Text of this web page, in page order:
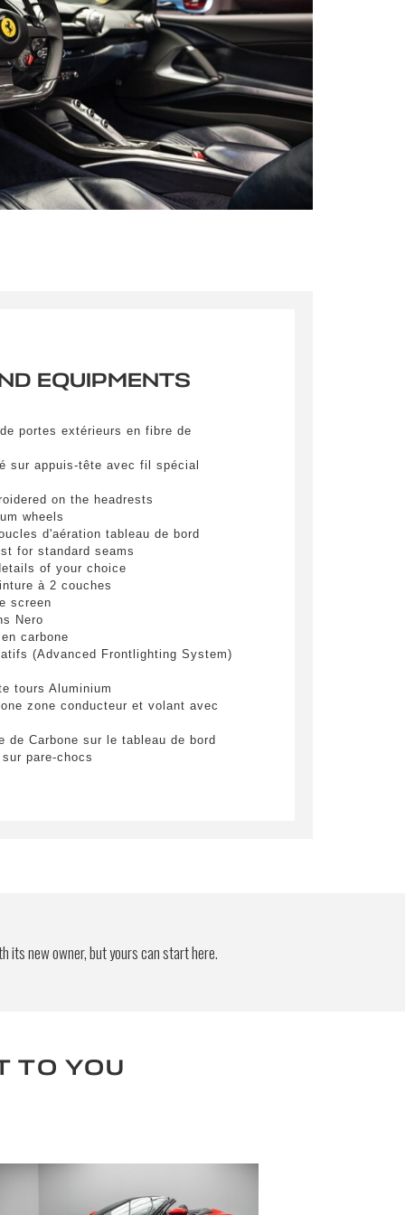
eget
eget
EQUIPMENTS
portes extérieurs en fibre de
sur appuis-tête avec fil spécial
on the headrests
wheels
d'aération tableau de bord
for standard seams
of your choice
à 2 couches
screen
Nero
carbone
(Advanced Frontlighting System)
tours Aluminium
zone conducteur et volant avec
de Carbone sur le tableau de bord
pare-chocs
its new owner, but yours can start here.
TO YOU